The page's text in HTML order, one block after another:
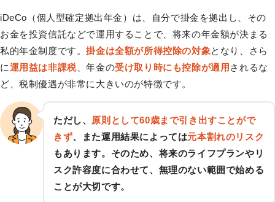
iDeCo（個人型確定拠出年金）は、自分で掛金を拠出し、その
お金を投資信託などで運用することで、将来の年金額が決まる
私的年金制度です。掛金は全額が所得控除の対象となり、さら
に運用益は非課税、年金の受け取り時にも控除が適用 されるな
ど、税制優遇が非常に大きいのが特徴です。
ただし、 原則として60歳まで引き出すことがで
きず、また運用結果によっては元本割れのリスク
もあります。そのため、将来のライフプランやリ
スク許容度に合わせて、無理のない範囲で始める
ことが大切です。